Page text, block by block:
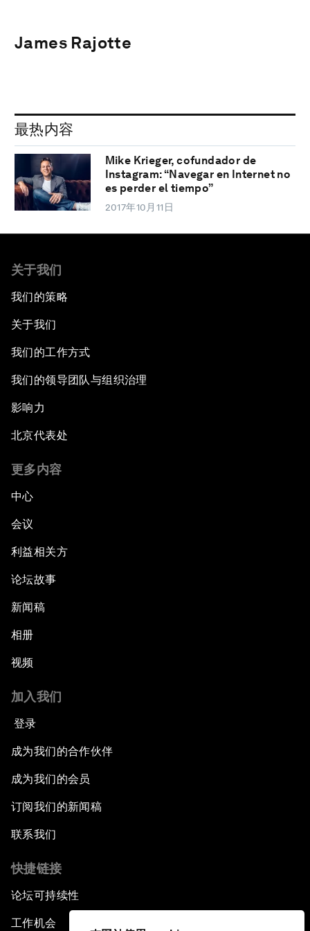
James Rajotte
最热内容
Mike Krieger, cofundador de
Instagram: “Navegar en Internet no
es perder el tiempo”
2017年10月11日
关于我们
我们的策略
关于我们
我们的工作方式
我们的领导团队与组织治理
影响力
北京代表处
更多内容
中心
会议
利益相关方
论坛故事
新闻稿
相册
视频
加入我们
登录
成为我们的合作伙伴
成为我们的会员
订阅我们的新闻稿
联系我们
快捷链接
论坛可持续性
工作机会